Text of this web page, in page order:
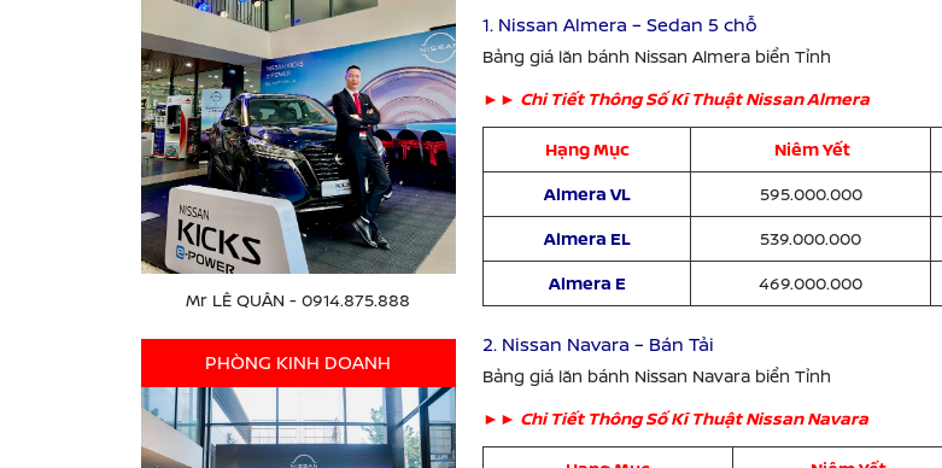
1. Nissan Almera – Sedan 5 chỗ
Bảng giá lăn bánh Nissan Almera biển Tỉnh
► ► Chi Tiết Thông Số Kĩ Thuật Nissan Almera
Hạng Mục Niêm Yết
Almera VL 595.000.000
Almera EL 539.000.000
Almera E 469.000.000
2. Nissan Navara – Bán Tải
Bảng giá lăn bánh Nissan Navara biển Tỉnh
► ► Chi Tiết Thông Số Kĩ Thuật Nissan Navara
Mr LÊ QUÂN - 0914.875.888
PHÒNG KINH DOANH